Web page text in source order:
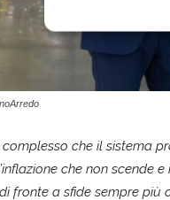
che il sistema
che non scende
fronte a sfide sempre